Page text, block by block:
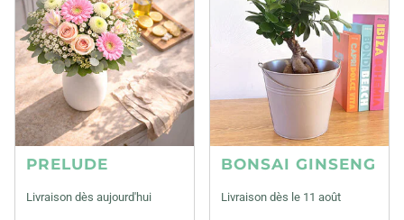
PRELUDE
Livraison dès aujourd'hui
BONSAI GINSENG
Livraison dès le 11 août